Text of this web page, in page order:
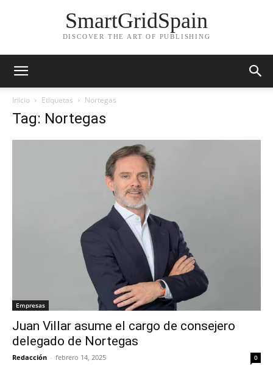
SmartGridSpain
DISCOVER THE ART OF PUBLISHING
Inicio Etiquetas Nortegas
Tag: Nortegas
Empresas
Juan Villar asume el cargo de consejero
delegado de Nortegas
Redacción - febrero 14, 2025 0